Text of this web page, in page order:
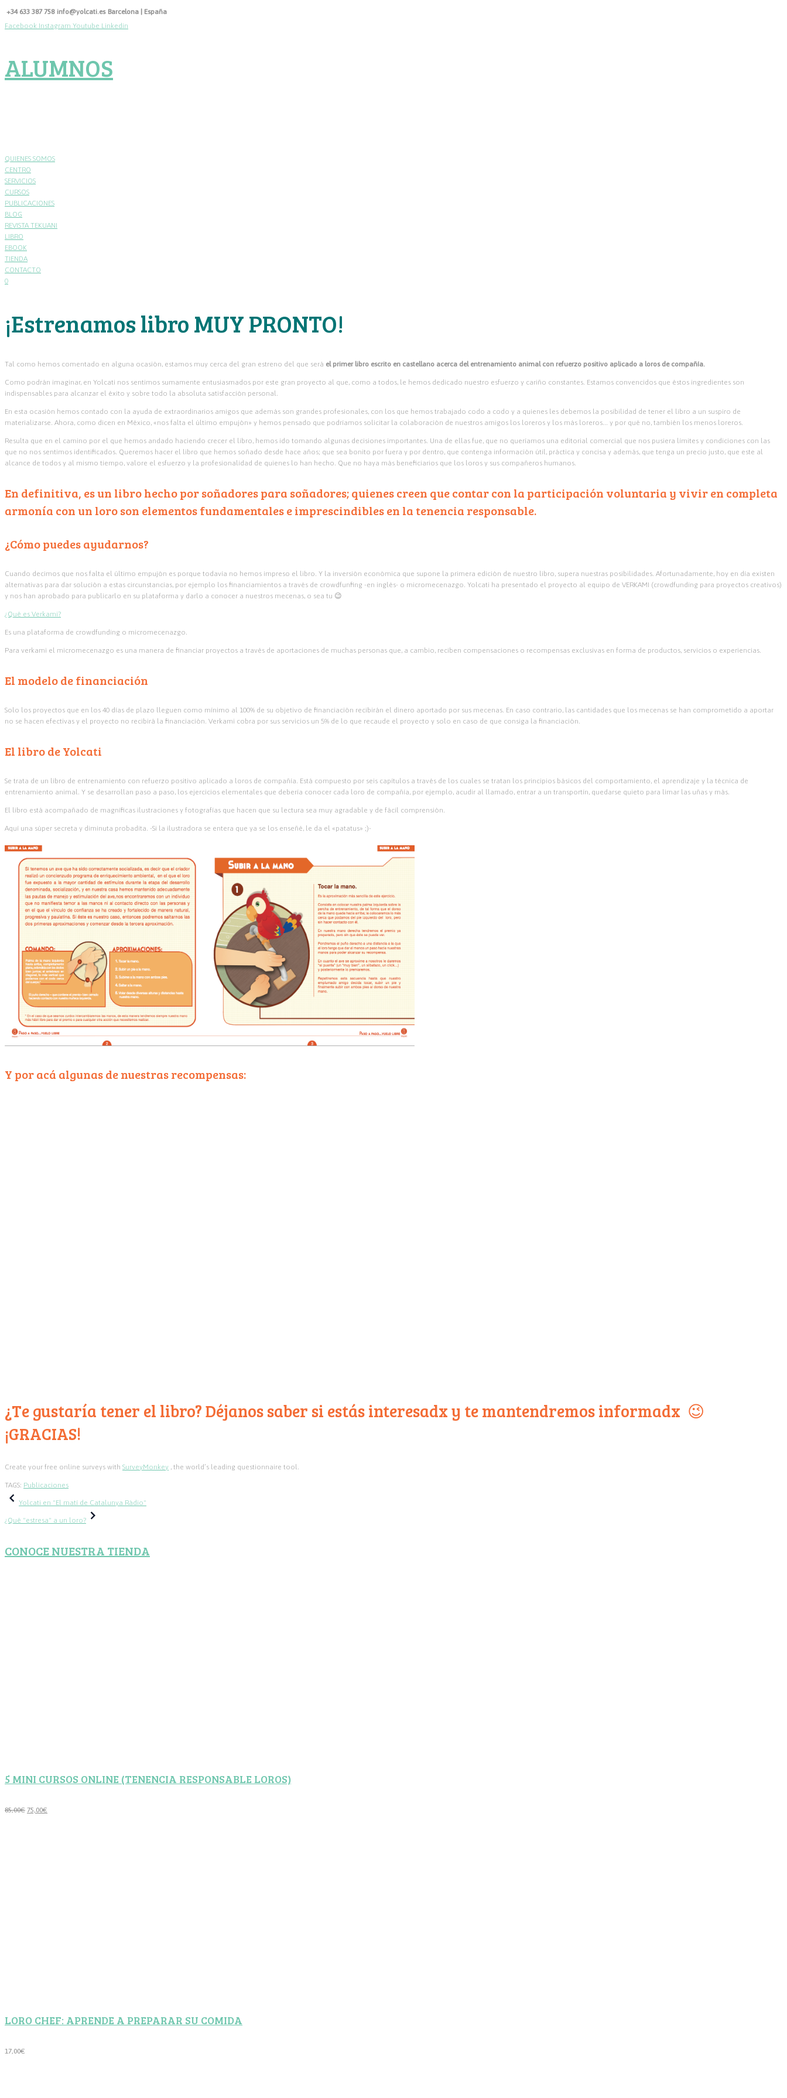
Skip
content
+34 633 387 758 info@yolcati.es Barcelona | España
Facebook Instagram Youtube Linkedin
ALUMNOS
QUIENES SOMOS
CENTRO
SERVICIOS
CURSOS
PUBLICACIONES
BLOG
REVISTA TEKUANI
LIBRO
EBOOK
TIENDA
CONTACTO
0
¡Estrenamos libro MUY PRONTO!
Tal como hemos comentado en alguna ocasión, estamos muy cerca del gran estreno del que será el primer libro escrito en castellano acerca del entrenamiento animal con refuerzo positivo aplicado a loros de compañía.
Como podrán imaginar, en Yolcati nos sentimos sumamente entusiasmados por este gran proyecto al que, como a todos, le hemos dedicado nuestro esfuerzo y cariño constantes. Estamos convencidos que éstos ingredientes son
indispensables para alcanzar el éxito y sobre todo la absoluta satisfacción personal.
En esta ocasión hemos contado con la ayuda de extraordinarios amigos que además son grandes profesionales, con los que hemos trabajado codo a codo y a quienes les debemos la posibilidad de tener el libro a un suspiro de
materializarse. Ahora, como dicen en México, «nos falta el último empujón» y hemos pensado que podríamos solicitar la colaboración de nuestros amigos los loreros y los más loreros… y por qué no, también los menos loreros.
Resulta que en el camino por el que hemos andado haciendo crecer el libro, hemos ido tomando algunas decisiones importantes. Una de ellas fue, que no queríamos una editorial comercial que nos pusiera límites y condiciones con las
que no nos sentimos identificados. Queremos hacer el libro que hemos soñado desde hace años; que sea bonito por fuera y por dentro, que contenga información útil, práctica y concisa y además, que tenga un precio justo, que este al
alcance de todos y al mismo tiempo, valore el esfuerzo y la profesionalidad de quienes lo han hecho. Que no haya más beneficiarios que los loros y sus compañeros humanos.
En definitiva, es un libro hecho por soñadores para soñadores; quienes creen que contar con la participación voluntaria y vivir en completa
armonía con un loro son elementos fundamentales e imprescindibles en la tenencia responsable.
¿Cómo puedes ayudarnos?
Cuando decimos que nos falta el último empujón es porque todavía no hemos impreso el libro. Y la inversión económica que supone la primera edición de nuestro libro, supera nuestras posibilidades. Afortunadamente, hoy en día existen
alternativas para dar solución a estas circunstancias, por ejemplo los financiamientos a través de crowdfunfing -en inglés- o micromecenazgo. Yolcati ha presentado el proyecto al equipo de VERKAMI (crowdfunding para proyectos creativos)
y nos han aprobado para publicarlo en su plataforma y darlo a conocer a nuestros mecenas, o sea tu 😉
¿Qué es Verkami?
Es una plataforma de crowdfunding o micromecenazgo.
Para verkami el micromecenazgo es una manera de financiar proyectos a través de aportaciones de muchas personas que, a cambio, reciben compensaciones o recompensas exclusivas en forma de productos, servicios o experiencias.
El modelo de financiación
Solo los proyectos que en los 40 días de plazo lleguen como mínimo al 100% de su objetivo de financiación recibirán el dinero aportado por sus mecenas. En caso contrario, las cantidades que los mecenas se han comprometido a aportar
no se hacen efectivas y el proyecto no recibirá la financiación. Verkami cobra por sus servicios un 5% de lo que recaude el proyecto y solo en caso de que consiga la financiación.
El libro de Yolcati
Se trata de un libro de entrenamiento con refuerzo positivo aplicado a loros de compañía. Está compuesto por seis capítulos a través de los cuales se tratan los principios básicos del comportamiento, el aprendizaje y la técnica de
entrenamiento animal. Y se desarrollan paso a paso, los ejercicios elementales que debería conocer cada loro de compañía, por ejemplo, acudir al llamado, entrar a un transportín, quedarse quieto para limar las uñas y más.
El libro está acompañado de magníficas ilustraciones y fotografías que hacen que su lectura sea muy agradable y de fácil comprensión.
Aquí una súper secreta y diminuta probadita. -Si la ilustradora se entera que ya se los enseñé, le da el «patatus» ;)-
Y por acá algunas de nuestras recompensas:
¿Te gustaría tener el libro? Déjanos saber si estás interesadx y te mantendremos informadx 😉
¡GRACIAS!
Create your free online surveys with SurveyMonkey , the world’s leading questionnaire tool.
TAGS: Publicaciones
Navegación
de
Yolcati en "El matí de Catalunya Ràdio"
¿Qué "estresa" a un loro?
CONOCE NUESTRA TIENDA
5 MINI CURSOS ONLINE (TENENCIA RESPONSABLE LOROS)
85,00€ El
75,00€
LORO CHEF: APRENDE A PREPARAR SU COMIDA
17,00€